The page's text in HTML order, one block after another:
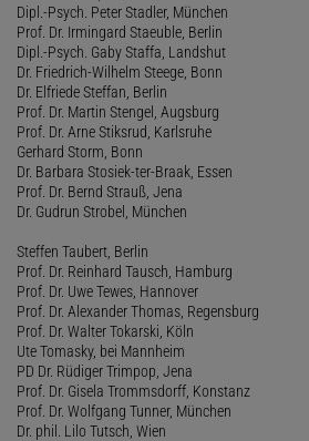
Dipl.-Psych. Peter Stadler, München
Prof. Dr. Irmingard Staeuble, Berlin
Dipl.-Psych. Gaby Staffa, Landshut
Dr. Friedrich-Wilhelm Steege, Bonn
Dr. Elfriede Steffan, Berlin
Prof. Dr. Martin Stengel, Augsburg
Prof. Dr. Arne Stiksrud, Karlsruhe
Gerhard Storm, Bonn
Dr. Barbara Stosiek-ter-Braak, Essen
Prof. Dr. Bernd Strauß, Jena
Dr. Gudrun Strobel, München
Steffen Taubert, Berlin
Prof. Dr. Reinhard Tausch, Hamburg
Prof. Dr. Uwe Tewes, Hannover
Prof. Dr. Alexander Thomas, Regensburg
Prof. Dr. Walter Tokarski, Köln
Ute Tomasky, bei Mannheim
PD Dr. Rüdiger Trimpop, Jena
Prof. Dr. Gisela Trommsdorff, Konstanz
Prof. Dr. Wolfgang Tunner, München
Dr. phil. Lilo Tutsch, Wien